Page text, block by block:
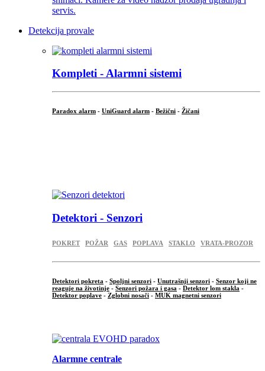
Detekcija provale
Kompleti - Alarmni sistemi
Paradox alarm - UniGuard alarm - Bežični - Žičani
Detektori - Senzori
POKRET POŽAR GAS POPLAVA STAKLO VRATA-PROZOR
Detektori pokreta - Spoljni senzori - Unutrašnji senzori - Senzor koji ne
reaguje na životinje - Senzori požara i gasa - Detektor lom stakla -
Detektor poplave - Zglobni nosači - MUK magnetni senzori
Alarmne centrale